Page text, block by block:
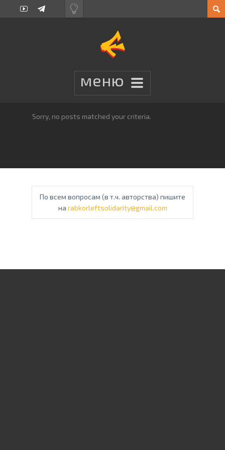
Sorry, no posts matched your criteria.
По всем вопросам (в т.ч. авторства) пишите
на rabkorleftsolidarity@gmail.com